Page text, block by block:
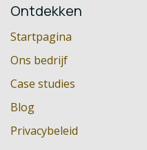
Ontdekken
Startpagina
Ons bedrijf
Case studies
Blog
Privacybeleid